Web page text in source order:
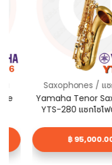
Saxophones / แซกโซโ
Yamaha Tenor
YTS-280 แซกโซโฟนเทเ
฿ 95,000.00